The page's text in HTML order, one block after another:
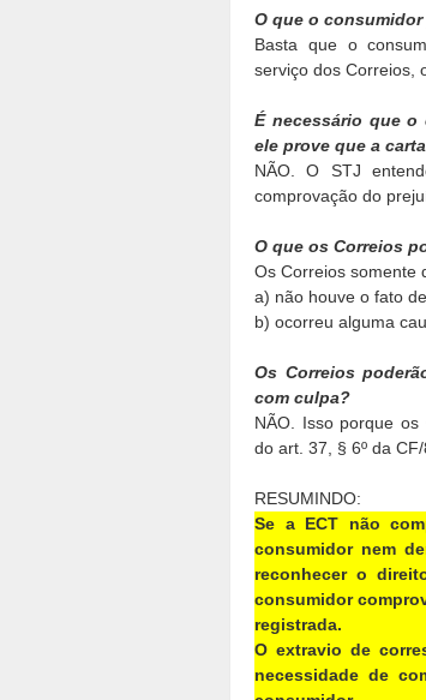
O que o
Basta que o
serviço dos Correios,
É necessário que
ele prove que a
NÃO. O STJ
comprovação do
O que os Correios
Os Correios somente
a) não houve o fato
b) ocorreu alguma
Os Correios
com culpa?
NÃO. Isso porque
do art. 37, § 6º da
RESUMINDO:
Se a ECT não
consumidor nem
reconhecer o
consumidor
registrada.
O extravio de
necessidade de